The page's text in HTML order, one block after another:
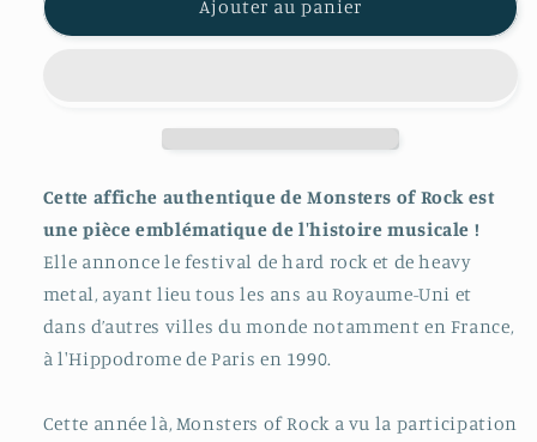
Ajouter au panier
Cette affiche authentique de Monsters of Rock est
une pièce emblématique de l'histoire musicale !
Elle annonce le festival de hard rock et de heavy
metal, ayant lieu tous les ans au Royaume-Uni et
dans d’autres villes du monde notamment en France,
à l'Hippodrome de Paris en 1990.
Cette année là, Monsters of Rock a vu la participation